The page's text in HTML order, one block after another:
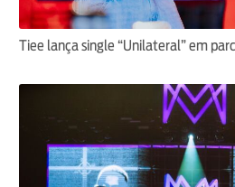
Tiee lança single “Unilateral” em